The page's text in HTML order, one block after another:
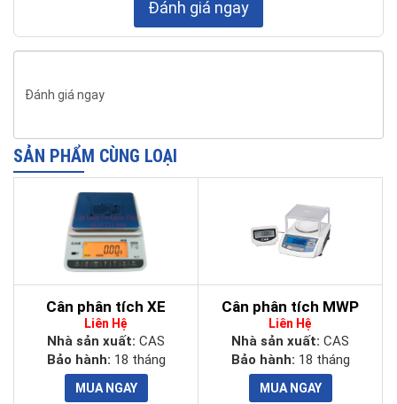
0.4 kg
Đánh giá ngay
Đánh giá ngay
SẢN PHẨM CÙNG LOẠI
Cân phân tích XE
Liên Hệ
Nhà sản xuất: CAS
Bảo hành: 18 tháng
Cân phân tích MWP
Liên Hệ
Nhà sản xuất: CAS
Bảo hành: 18 tháng